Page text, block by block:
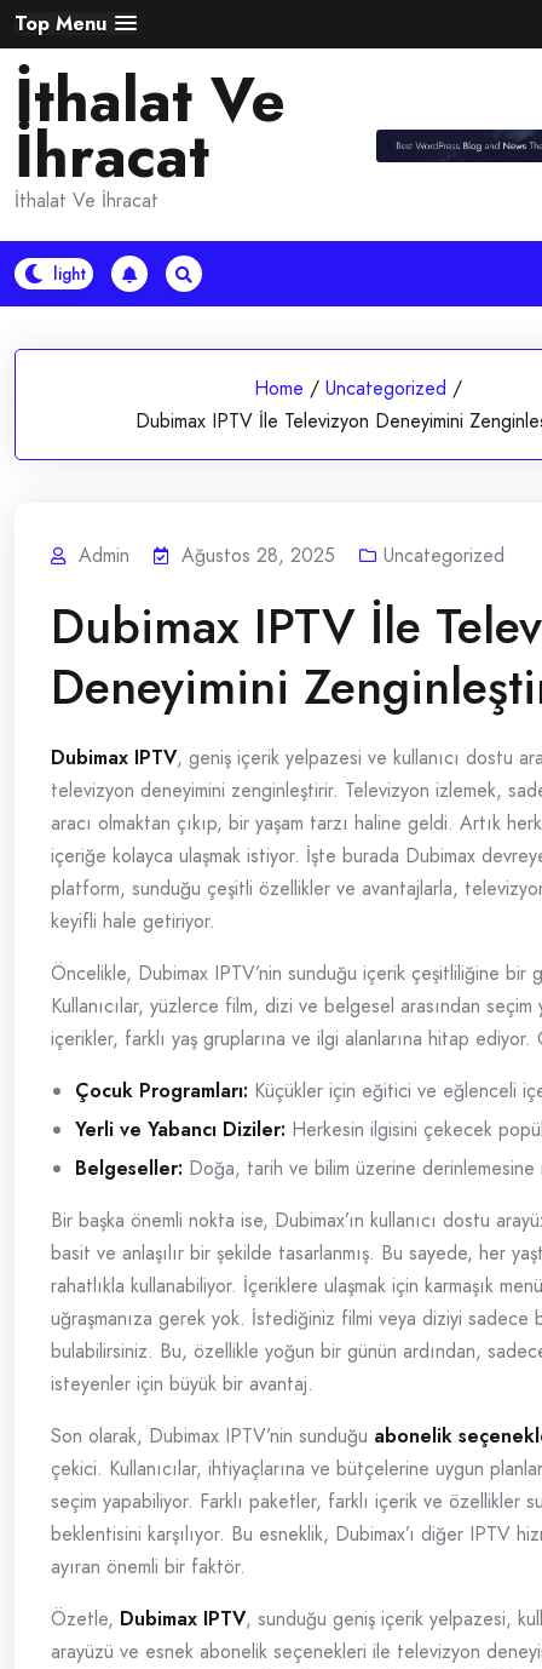
Skip
to
content
Top Menu
İthalat Ve
İhracat
İthalat Ve İhracat
Home / Uncategorized /
Dubimax IPTV İle Televizyon Deneyimini
Admin Ağustos 28, 2025 Uncategorized
Dubimax IPTV İle
Deneyimini
Dubimax IPTV, geniş içerik yelpazesi ve kullanıcı dostu
televizyon deneyimini zenginleştirir. Televizyon izlemek,
aracı olmaktan çıkıp, bir yaşam tarzı haline geldi. Artık
içeriğe kolayca ulaşmak istiyor. İşte burada Dubimax
platform, sunduğu çeşitli özellikler ve avantajlarla,
keyifli hale getiriyor.
Öncelikle, Dubimax IPTV’nin sunduğu içerik çeşitliliğine bir
Kullanıcılar, yüzlerce film, dizi ve belgesel arasından seçim
içerikler, farklı yaş gruplarına ve ilgi alanlarına hitap ediyor.
Çocuk Programları: Küçükler için eğitici ve eğlenceli
Yerli ve Yabancı Diziler: Herkesin ilgisini çekecek
Belgeseller: Doğa, tarih ve bilim üzerine derinlemesine
Bir başka önemli nokta ise, Dubimax’ın kullanıcı dostu
basit ve anlaşılır bir şekilde tasarlanmış. Bu sayede, her
rahatlıkla kullanabiliyor. İçeriklere ulaşmak için karmaşık
uğraşmanıza gerek yok. İstediğiniz filmi veya diziyi sadece
bulabilirsiniz. Bu, özellikle yoğun bir günün ardından,
isteyenler için büyük bir avantaj.
Son olarak, Dubimax IPTV’nin sunduğu abonelik
çekici. Kullanıcılar, ihtiyaçlarına ve bütçelerine uygun
seçim yapabiliyor. Farklı paketler, farklı içerik ve özellikler
beklentisini karşılıyor. Bu esneklik, Dubimax’ı diğer IPTV
ayıran önemli bir faktör.
Özetle, Dubimax IPTV, sunduğu geniş içerik yelpazesi,
arayüzü ve esnek abonelik seçenekleri ile televizyon